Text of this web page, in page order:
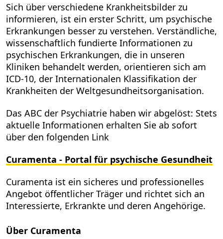
Sich über verschiedene Krankheitsbilder zu
informieren, ist ein erster Schritt, um psychische
Erkrankungen besser zu verstehen. Verständliche,
wissenschaftlich fundierte Informationen zu
psychischen Erkrankungen, die in unseren
Kliniken behandelt werden, orientieren sich am
ICD-10, der Internationalen Klassifikation der
Krankheiten der Weltgesundheitsorganisation.
Das ABC der Psychiatrie haben wir abgelöst: Stets
aktuelle Informationen erhalten Sie ab sofort
über den folgenden Link
Curamenta - Portal für psychische Gesundheit
Curamenta ist ein sicheres und professionelles
Angebot öffentlicher Träger und richtet sich an
Interessierte, Erkrankte und deren Angehörige.
Über Curamenta